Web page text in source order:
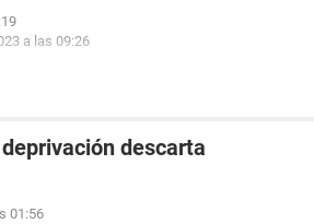
a las 09:26
descarta
01:56